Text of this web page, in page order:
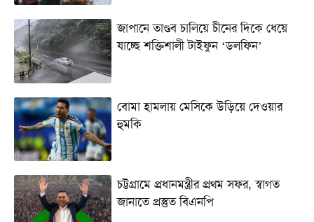
জাপানে তাণ্ডব চালিয়ে চীনের দিকে ধেয়ে
যাচ্ছে শক্তিশালী টাইফুন ‘ডলফিন’
বোমা হামলায় মেসিকে উড়িয়ে দেওয়ার
হুমকি
চট্টগ্রামে প্রধানমন্ত্রীর প্রথম সফর, স্বাগত
জানাতে প্রস্তুত বিএনপি